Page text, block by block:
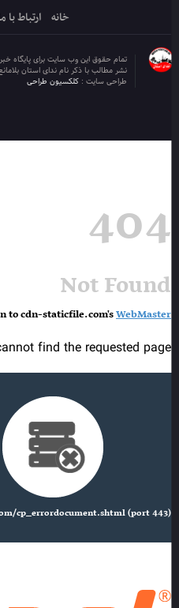
خانه ارتباط با ما
تمام حقوق این وب سایت برای پایگاه
نشر مطالب با ذکر نام ندای استان
طراحی سایت :کلکسیون طراحی
404
Not Found
to cdn-staticfile.com'sWebMaster
find the requested page:
cp_errordocument.shtml (port 443)